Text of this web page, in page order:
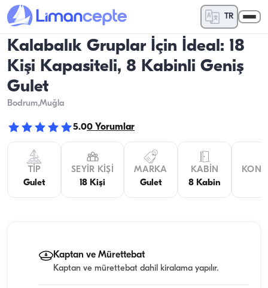
TR
Kalabalık Gruplar İçin İdeal: 18
Kişi Kapasiteli, 8 Kabinli Geniş
Gulet
Bodrum,Muğla
5.00 Yorumlar
TIP
Gulet
SEYIR KIŞI
18 Kişi
MARKA
Gulet
KABIN
8 Kabin
Kaptan ve Mürettebat
Kaptan ve mürettebat dahil kiralama yapılır.